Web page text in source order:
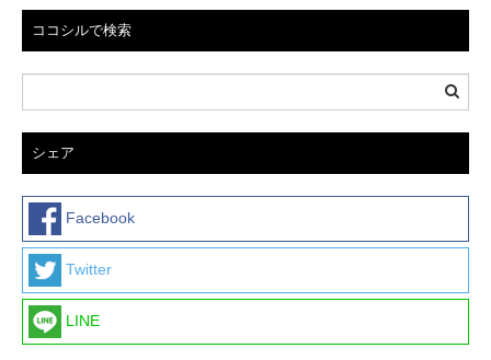
ココシルで検索
シェア
Facebook
Twitter
LINE